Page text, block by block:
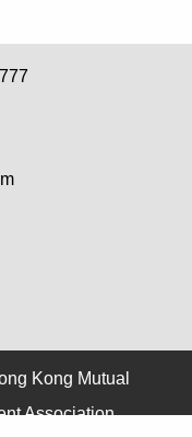
Kong Mutual
Association